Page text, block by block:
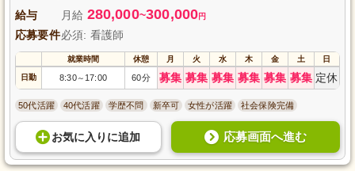
給与 月給 280,000~300,000円
応募要件必須: 看護師
就業時間 休憩 月 火 水 木 金 土 日
日勤 8:30～ 17:00 60分 募集 募集 募集 募集 募集 募集 定休
50代活躍 40代活躍 学歴不問 新卒可 女性が活躍 社会保険完備
お気に入り に追加 応募画面へ進む